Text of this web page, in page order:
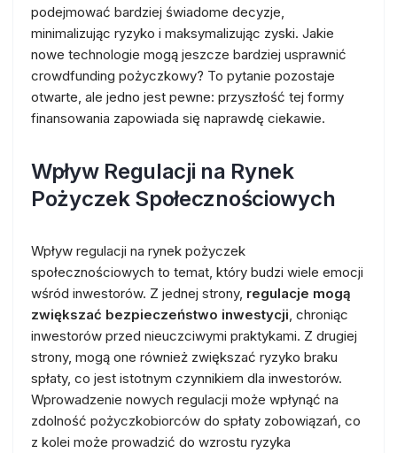
podejmować bardziej świadome decyzje,
minimalizując ryzyko i maksymalizując zyski. Jakie
nowe technologie mogą jeszcze bardziej usprawnić
crowdfunding pożyczkowy? To pytanie pozostaje
otwarte, ale jedno jest pewne: przyszłość tej formy
finansowania zapowiada się naprawdę ciekawie.
Wpływ Regulacji na Rynek
Pożyczek Społecznościowych
Wpływ regulacji na rynek pożyczek
społecznościowych to temat, który budzi wiele emocji
wśród inwestorów. Z jednej strony, regulacje mogą
zwiększać bezpieczeństwo inwestycji, chroniąc
inwestorów przed nieuczciwymi praktykami. Z drugiej
strony, mogą one również zwiększać ryzyko braku
spłaty, co jest istotnym czynnikiem dla inwestorów.
Wprowadzenie nowych regulacji może wpłynąć na
zdolność pożyczkobiorców do spłaty zobowiązań, co
z kolei może prowadzić do wzrostu ryzyka